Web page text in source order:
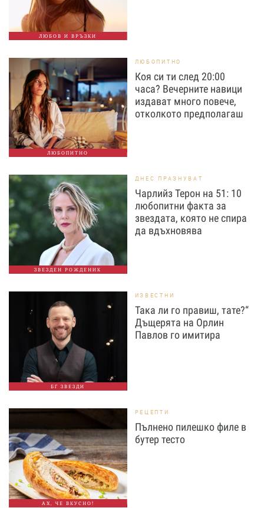
ЛЮБОВ И ВРЪЗКИ
ЛЮБОПИТНО
ЛЮБОПИТНО
Коя си ти след 20:00
часа? Вечерните навици
издават много повече,
отколкото предполагаш
ЗВЕЗДЕН РОЖДЕНИК
ДНЕС ПРАЗНУВАТ
Чарлийз Терон на 51: 10
любопитни факта за
звездата, която не спира
да вдъхновява
БГ ЗВЕЗДИ
ИЗВЕСТНИ
Така ли го правиш, тате?“
Дъщерята на Орлин
Павлов го имитира
АХ, ЧЕ ВКУСНО!
РЕЦЕПТИ
Пълнено пилешко филе в
бутер тесто